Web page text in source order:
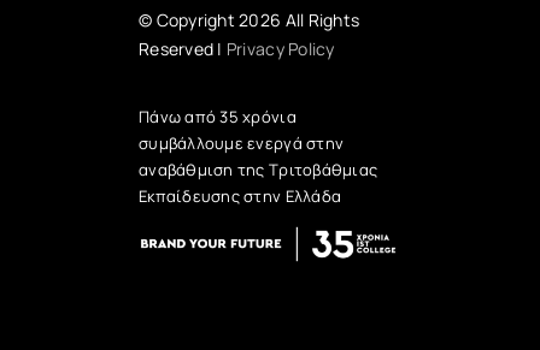
© Copyright 2026 All Rights
Reserved | Privacy Policy
Πάνω από 35 χρόνια
συμβάλλουμε ενεργά στην
αναβάθμιση της Τριτοβάθμιας
Εκπαίδευσης στην Ελλάδα